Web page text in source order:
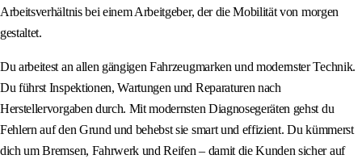
Arbeitsverhältnis bei einem Arbeitgeber, der die Mobilität von morgen
gestaltet.
Du arbeitest an allen gängigen Fahrzeugmarken und modernster Technik.
Du führst Inspektionen, Wartungen und Reparaturen nach
Herstellervorgaben durch. Mit modernsten Diagnosegeräten gehst du
Fehlern auf den Grund und behebst sie smart und effizient. Du kümmerst
dich um Bremsen, Fahrwerk und Reifen – damit die Kunden sicher auf